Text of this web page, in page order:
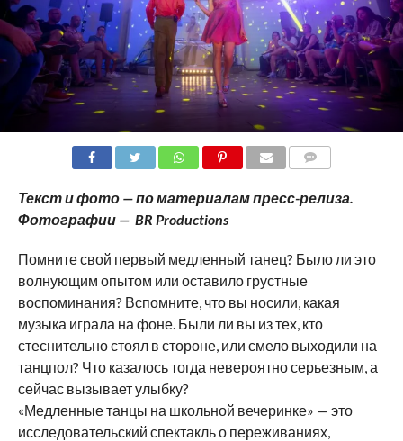
Текст и фото — по материалам пресс-релиза.
Фотографии — BR Productions
Помните свой первый медленный танец? Было ли это
волнующим опытом или оставило грустные
воспоминания? Вспомните, что вы носили, какая
музыка играла на фоне. Были ли вы из тех, кто
стеснительно стоял в стороне, или смело выходили на
танцпол? Что казалось тогда невероятно серьезным, а
сейчас вызывает улыбку?
«Медленные танцы на школьной вечеринке» — это
исследовательский спектакль о переживаниях,